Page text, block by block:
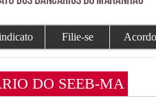
Filie-se
DO SEEB-MA